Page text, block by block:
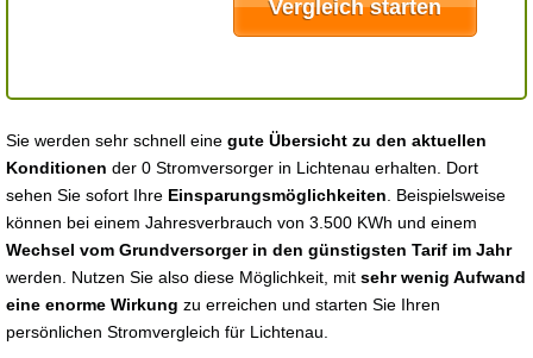
Sie werden sehr schnell eine gute Übersicht zu den aktuellen
Konditionen der 0 Stromversorger in Lichtenau erhalten. Dort
sehen Sie sofort Ihre Einsparungsmöglichkeiten . Beispielsweise
können bei einem Jahresverbrauch von 3.500 KWh und einem
Wechsel vom Grundversorger in den günstigsten Tarif im Jahr
werden. Nutzen Sie also diese Möglichkeit, mit sehr wenig Aufwand
eine enorme Wirkung zu erreichen und starten Sie Ihren
persönlichen Stromvergleich für Lichtenau.